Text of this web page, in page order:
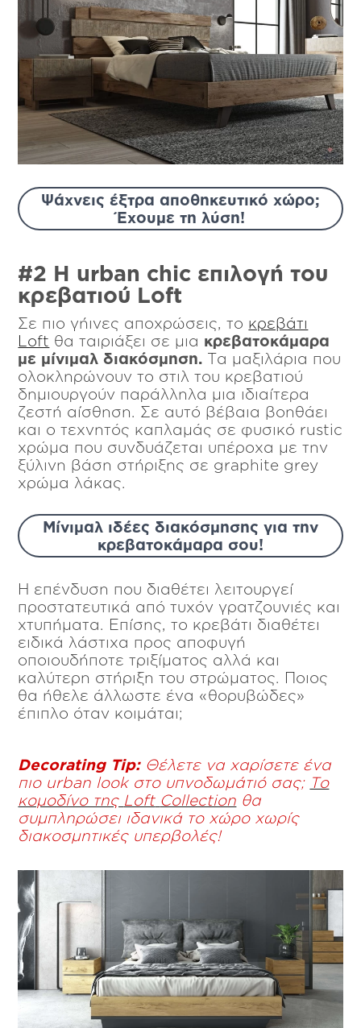
Ψάχνεις έξτρα αποθηκευτικό χώρο;
Έχουμε τη λύση!
#2 Η urban chic επιλογή του
κρεβατιού Loft
Σε πιο γήινες αποχρώσεις, το κρεβάτι
Loft θα ταιριάξει σε μια κρεβατοκάμαρα
με μίνιμαλ διακόσμηση. Τα μαξιλάρια που
ολοκληρώνουν το στιλ του κρεβατιού
δημιουργούν παράλληλα μια ιδιαίτερα
ζεστή αίσθηση. Σε αυτό βέβαια βοηθάει
και ο τεχνητός καπλαμάς σε φυσικό rustic
χρώμα που συνδυάζεται υπέροχα με την
ξύλινη βάση στήριξης σε graphite grey
χρώμα λάκας.
Μίνιμαλ ιδέες διακόσμησης για την
κρεβατοκάμαρα σου!
Η επένδυση που διαθέτει λειτουργεί
προστατευτικά από τυχόν γρατζουνιές και
χτυπήματα. Επίσης, το κρεβάτι διαθέτει
ειδικά λάστιχα προς αποφυγή
οποιουδήποτε τριξίματος αλλά και
καλύτερη στήριξη του στρώματος. Ποιος
θα ήθελε άλλωστε ένα «θορυβώδες»
έπιπλο όταν κοιμάται;
Decorating Tip: Θέλετε να χαρίσετε ένα
πιο urban lookστο υπνοδωμάτιό σας; Το
κομοδίνο της Loft Collection θα
συμπληρώσει ιδανικά το χώρο χωρίς
διακοσμητικές υπερβολές!